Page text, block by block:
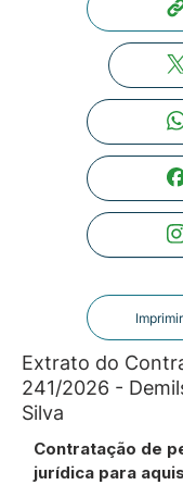
Imprimir
Extrato do
241/2026 -
Silva
Contratação de
jurídica para